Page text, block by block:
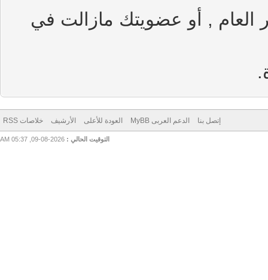
, أو عضويتك مازالت في
إتصل بنا الدعم العربى MyBB العودة للأعلى الأرشيف خلاصات RSS
التوقيت الحالي :2026-08-09, 05:37 AM